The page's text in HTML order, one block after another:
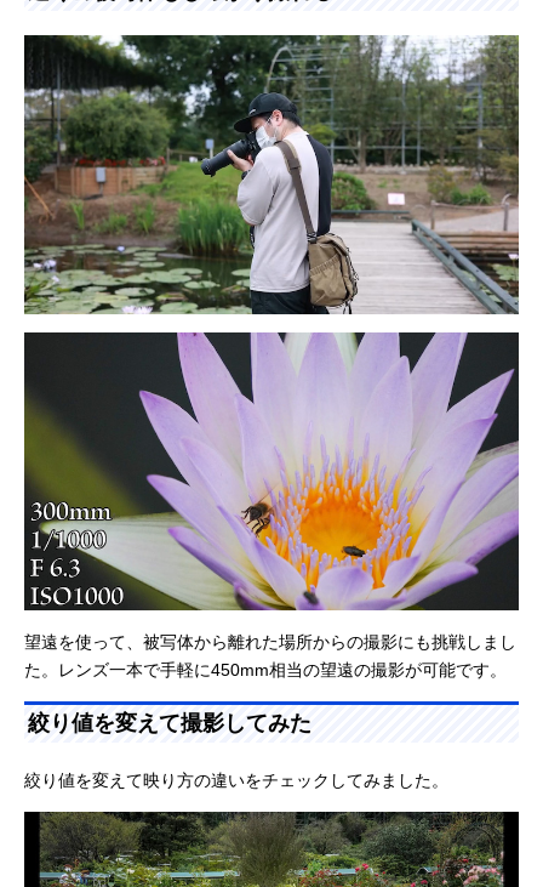
望遠を使って、被写体から離れた場所からの撮影にも挑戦しまし
た。レンズ一本で手軽に450mm相当の望遠の撮影が可能です。
絞り値を変えて撮影してみた
絞り値を変えて映り方の違いをチェックしてみました。